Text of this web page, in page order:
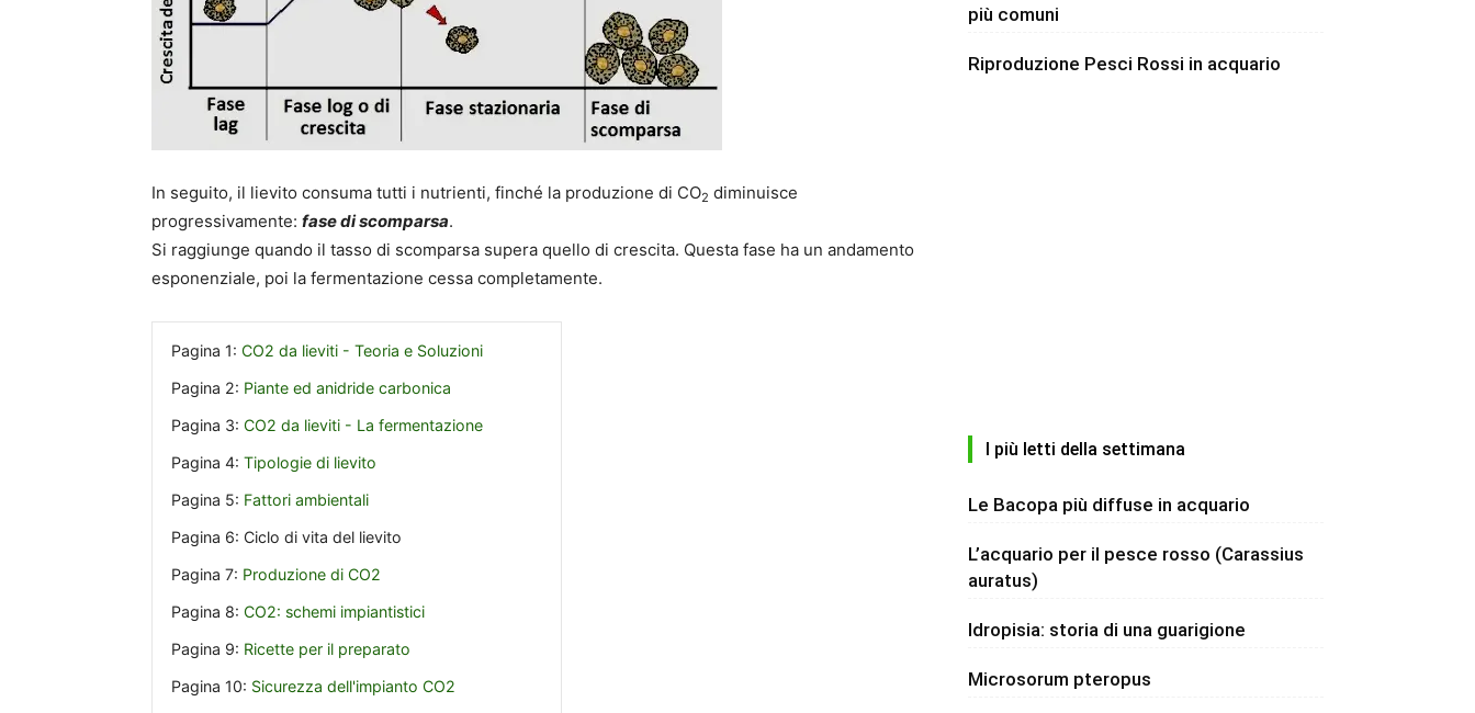
In seguito, il lievito consuma tutti i nutrienti, finché la produzione di CO2 diminuisce
progressivamente: fase di scomparsa.
Si raggiunge quando il tasso di scomparsa supera quello di crescita. Questa fase ha un andamento
esponenziale, poi la fermentazione cessa completamente.
Pagina 1: CO2 da lieviti - Teoria e Soluzioni
Pagina 2: Piante ed anidride carbonica
Pagina 3: CO2 da lieviti - La fermentazione
Pagina 4: Tipologie di lievito
Pagina 5: Fattori ambientali
Pagina 6: Ciclo di vita del lievito
Pagina 7: Produzione di CO2
Pagina 8: CO2: schemi impiantistici
Pagina 9: Ricette per il preparato
Pagina 10: Sicurezza dell'impianto CO2
più comuni
Riproduzione Pesci Rossi in acquario
I più letti della settimana
Le Bacopa più diffuse in acquario
L’acquario per il pesce rosso (Carassius
auratus)
Idropisia: storia di una guarigione
Microsorum pteropus